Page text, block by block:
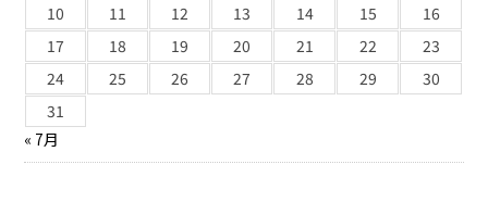
10
11 12 13 14 15
16
17
18 19 20 21 22
23
24
25 26 27 28 29
30
31
« 7月